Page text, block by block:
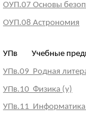
ОУП.07 Основы
ОУП.08 Астрономия
УПв Учебные
УПв.09 Родная
УПв.10 Физика (у)
УПв.11 Информатика